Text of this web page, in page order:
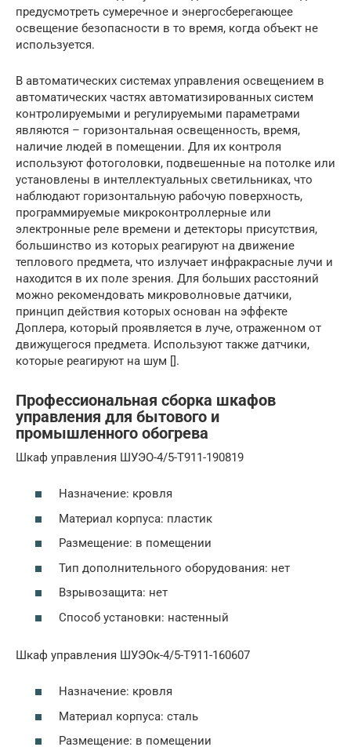
предусмотреть сумеречное и энергосберегающее
освещение безопасности в то время, когда объект не
используется.
В автоматических системах управления освещением в
автоматических частях автоматизированных систем
контролируемыми и регулируемыми параметрами
являются – горизонтальная освещенность, время,
наличие людей в помещении. Для их контроля
используют фотоголовки, подвешенные на потолке или
установлены в интеллектуальных светильниках, что
наблюдают горизонтальную рабочую поверхность,
программируемые микроконтроллерные или
электронные реле времени и детекторы присутствия,
большинство из которых реагируют на движение
теплового предмета, что излучает инфракрасные лучи и
находится в их поле зрения. Для больших расстояний
можно рекомендовать микроволновые датчики,
принцип действия которых основан на эффекте
Доплера, который проявляется в луче, отраженном от
движущегося предмета. Используют также датчики,
которые реагируют на шум [].
Профессиональная сборка шкафов
управления для бытового и
промышленного обогрева
Шкаф управления ШУЭО-4/5-Т911-190819
Назначение: кровля
Материал корпуса: пластик
Размещение: в помещении
Тип дополнительного оборудования: нет
Взрывозащита: нет
Способ установки: настенный
Шкаф управления ШУЭОк-4/5-Т911-160607
Назначение: кровля
Материал корпуса: сталь
Размещение: в помещении